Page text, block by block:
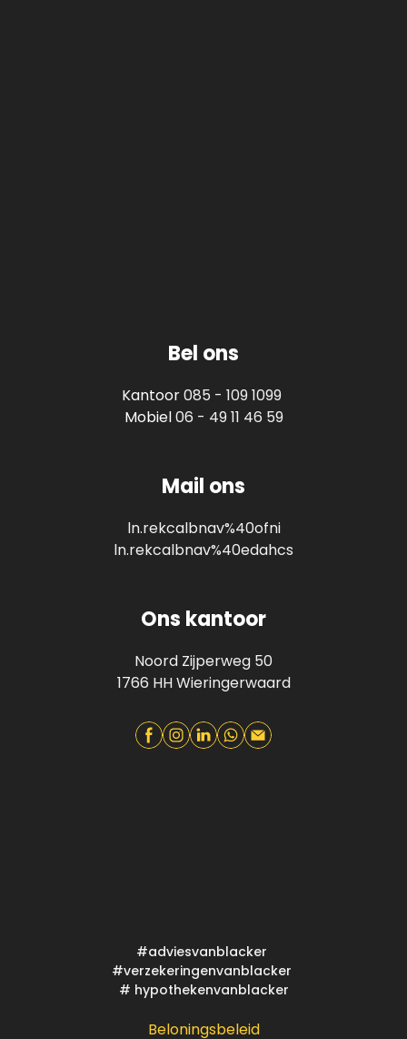
Bel ons
Kantoor085 - 109 1099
Mobiel06 - 49 11 46 59
Mail ons
ln.rekcalbnav%40ofni
ln.rekcalbnav%40edahcs
Ons kantoor
Noord Zijperweg 50
1766 HH Wieringerwaard
#adviesvanblacker
#verzekeringenvanblacker
# hypothekenvanblacker
Beloningsbeleid